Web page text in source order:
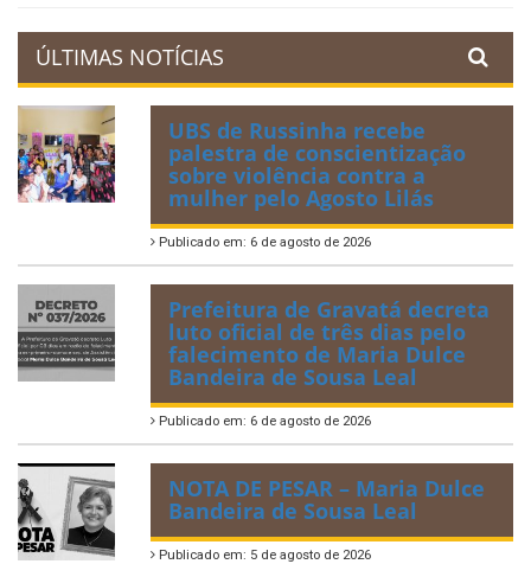
ÚLTIMAS NOTÍCIAS
UBS de Russinha recebe
palestra de conscientização
sobre violência contra a
mulher pelo Agosto Lilás
Publicado em: 6 de agosto de 2026
Prefeitura de Gravatá decreta
luto oficial de três dias pelo
falecimento de Maria Dulce
Bandeira de Sousa Leal
Publicado em: 6 de agosto de 2026
NOTA DE PESAR – Maria Dulce
Bandeira de Sousa Leal
Publicado em: 5 de agosto de 2026